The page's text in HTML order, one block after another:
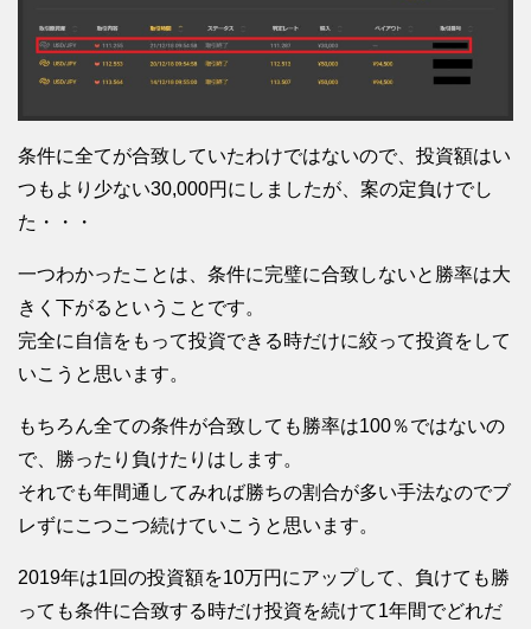
条件に全てが合致していたわけではないので、投資額はい
つもより少ない30,000円にしましたが、案の定負けでし
た・・・
一つわかったことは、条件に完璧に合致しないと勝率は大
きく下がるということです。
完全に自信をもって投資できる時だけに絞って投資をして
いこうと思います。
もちろん全ての条件が合致しても勝率は100％ではないの
で、勝ったり負けたりはします。
それでも年間通してみれば勝ちの割合が多い手法なのでブ
レずにこつこつ続けていこうと思います。
2019年は1回の投資額を10万円にアップして、負けても勝
っても条件に合致する時だけ投資を続けて1年間でどれだ